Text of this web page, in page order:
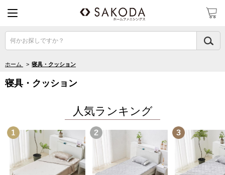
何かお探しですか？
ホーム > 寝具・クッション
寝具・クッション
人気ランキング
2位